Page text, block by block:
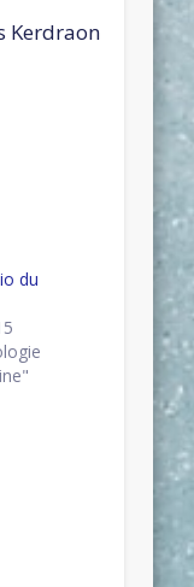
Kerdraon
du